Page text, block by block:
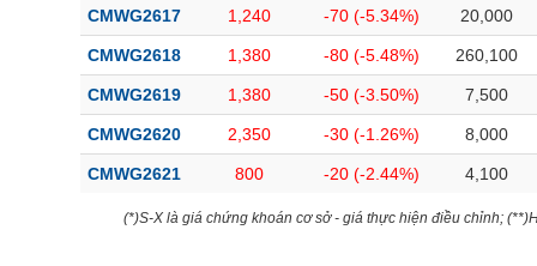
CMWG2617 1,240 -70 (-5.34%) 20,000
CMWG2618 1,380 -80 (-5.48%) 260,100
CMWG2619 1,380 -50 (-3.50%) 7,500
CMWG2620 2,350 -30 (-1.26%) 8,000
CMWG2621 800 -20 (-2.44%) 4,100
(*)S-X là giá chứng khoán cơ sở - giá thực hiện điều chỉnh;
Dữ liệu tài chính